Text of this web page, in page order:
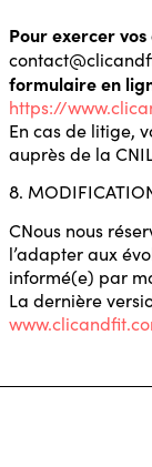
Pour exercer
formulaire en
https://
En cas de litige,
auprès de la
8.
CNous nous
l’adapter aux
informé(e) par
La dernière